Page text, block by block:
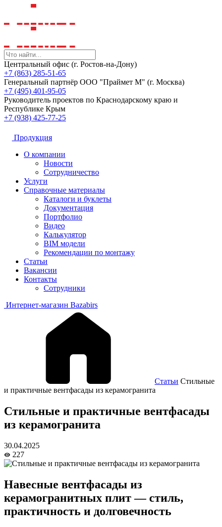
Центральный офис (г. Ростов-на-Дону)
+7 (863) 285-51-65
Генеральный партнёр ООО "Праймет М" (г. Москва)
+7 (495) 401-95-05
Руководитель проектов по Краснодарскому краю и
Республике Крым
+7 (938) 425-77-25
Продукция
О компании
Новости
Сотрудничество
Услуги
Справочные материалы
Каталоги и буклеты
Документация
Портфолио
Видео
Калькулятор
BIM модели
Рекомендации по монтажу
Статьи
Вакансии
Контакты
Сотрудники
Интернет-магазин Bazabirs
Статьи Стильные
и практичные вентфасады из керамогранита
Стильные и практичные вентфасады
из керамогранита
30.04.2025
227
Навесные вентфасады из
керамогранитных плит — стиль,
практичность и долговечность